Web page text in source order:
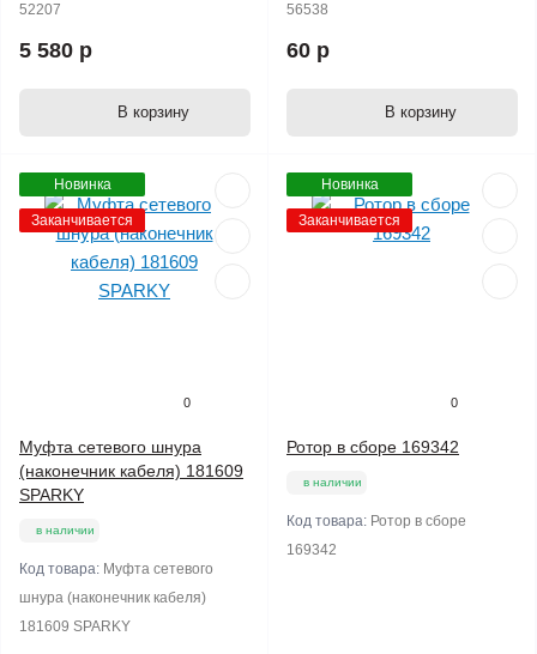
52207
5 580 р
В корзину
56538
60 р
В корзину
Новинка
Заканчивается
0
Муфта сетевого шнура
(наконечник кабеля) 181609
SPARKY
в наличии
Код товара: Муфта сетевого
шнура (наконечник кабеля)
181609 SPARKY
Новинка
Заканчивается
0
Ротор в сборе 169342
в наличии
Код товара: Ротор в сборе
169342